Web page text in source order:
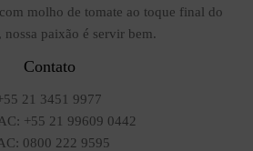
molho de tomate ao toque final do
nossa paixão é servir bem.
Contato
21 3451 9977
+55 21 99609 0442
0800 222 9595